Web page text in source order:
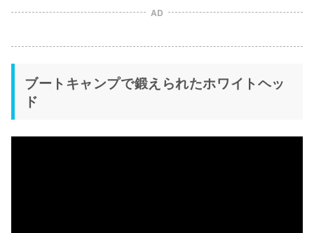
AD
ブートキャンプで鍛えられたホワイトヘッ
ド